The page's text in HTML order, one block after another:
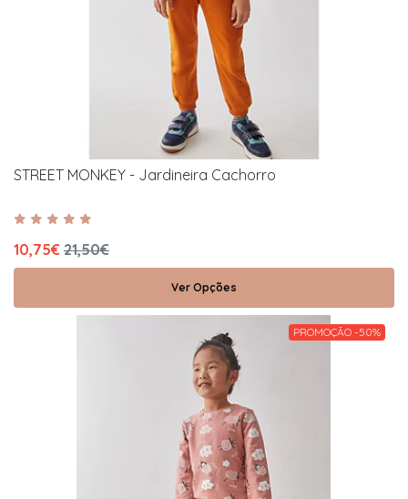
STREET MONKEY - Jardineira Cachorro
10,75€ 21,50€
Ver Opções
PROMOÇÃO -50%